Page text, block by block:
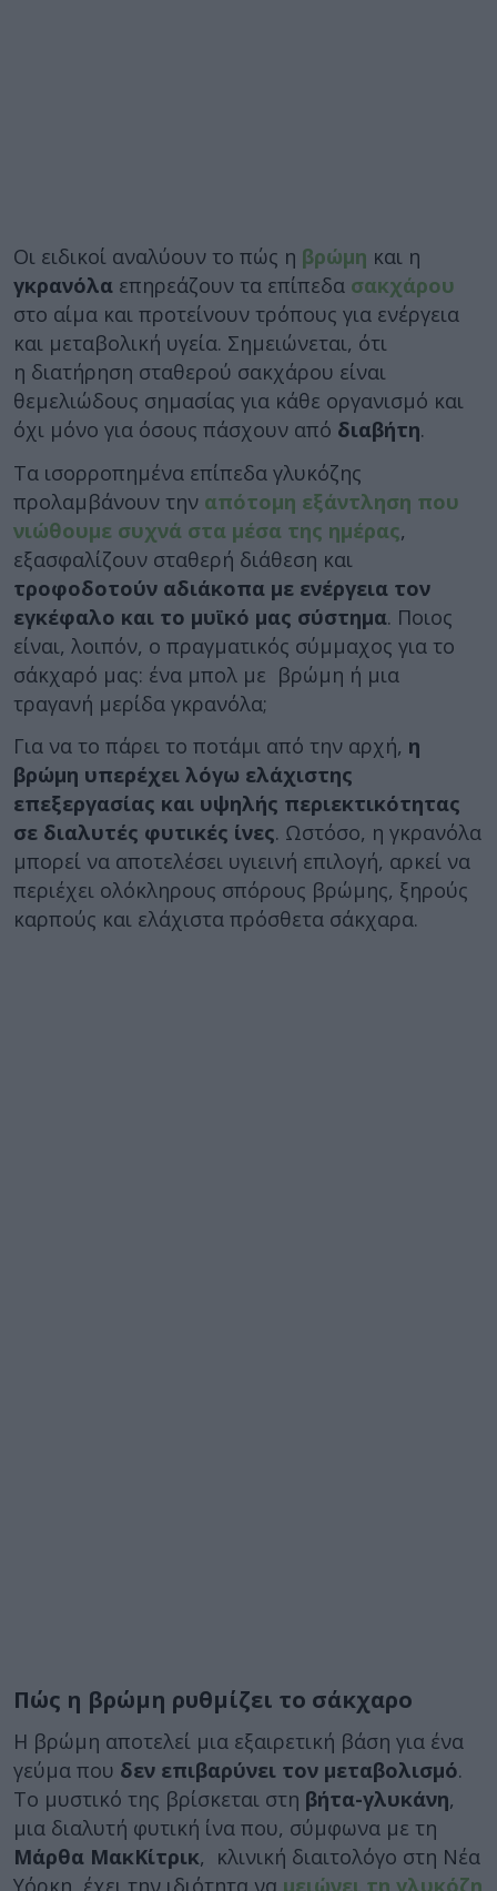
Οι ειδικοί αναλύουν το πώς η βρώμη και η
γκρανόλα επηρεάζουν τα επίπεδα σακχάρου
στο αίμα και προτείνουν τρόπους για ενέργεια
και μεταβολική υγεία. Σημειώνεται, ότι
η διατήρηση σταθερού σακχάρου είναι
θεμελιώδους σημασίας για κάθε οργανισμό και
όχι μόνο για όσους πάσχουν από διαβήτη.
Τα ισορροπημένα επίπεδα γλυκόζης
προλαμβάνουν την απότομη εξάντληση που
νιώθουμε συχνά στα μέσα της ημέρας,
εξασφαλίζουν σταθερή διάθεση και
τροφοδοτούν αδιάκοπα με ενέργεια τον
εγκέφαλο και το μυϊκό μας σύστημα. Ποιος
είναι, λοιπόν, ο πραγματικός σύμμαχος για το
σάκχαρό μας: ένα μπολ με βρώμη ή μια
τραγανή μερίδα γκρανόλα;
Για να το πάρει το ποτάμι από την αρχή, η
βρώμη υπερέχει λόγω ελάχιστης
επεξεργασίας και υψηλής περιεκτικότητας
σε διαλυτές φυτικές ίνες. Ωστόσο, η γκρανόλα
μπορεί να αποτελέσει υγιεινή επιλογή, αρκεί να
περιέχει ολόκληρους σπόρους βρώμης, ξηρούς
καρπούς και ελάχιστα πρόσθετα σάκχαρα.
Πώς η βρώμη ρυθμίζει το σάκχαρο
Η βρώμη αποτελεί μια εξαιρετική βάση για ένα
γεύμα που δεν επιβαρύνει τον μεταβολισμό.
Το μυστικό της βρίσκεται στη βήτα-γλυκάνη,
μια διαλυτή φυτική ίνα που, σύμφωνα με τη
Μάρθα ΜακΚίτρικ, κλινική διαιτολόγο στη Νέα
Υόρκη, έχει την ιδιότητα να μειώνει τη γλυκόζη